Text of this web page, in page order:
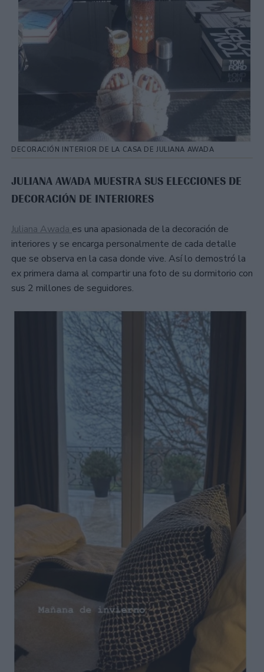
DECORACIÓN INTERIOR DE LA CASA DE JULIANA AWADA
JULIANA AWADA MUESTRA SUS ELECCIONES DE
DECORACIÓN DE INTERIORES
Juliana Awada es una apasionada de la decoración de
interiores y se encarga personalmente de cada detalle
que se observa en la casa donde vive. Así lo demostró la
ex primera dama al compartir una foto de su dormitorio con
sus 2 millones de seguidores.